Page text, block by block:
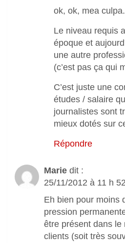
ok, ok, mea culpa.
Le niveau requis
époque et
une autre
(c’est pas ça qui
C’est juste une
études / salaire
journalistes sont
mieux dotés sur
Répondre
Marie dit :
25/11/2012 à 11 h
Eh bien pour moins
pression
être présent dans le
clients (soit très